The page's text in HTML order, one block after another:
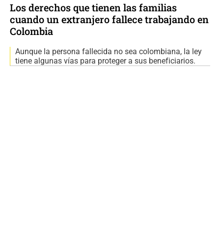
Los derechos que tienen las familias
cuando un extranjero fallece trabajando en
Colombia
Aunque la persona fallecida no sea colombiana, la ley
tiene algunas vías para proteger a sus beneficiarios.